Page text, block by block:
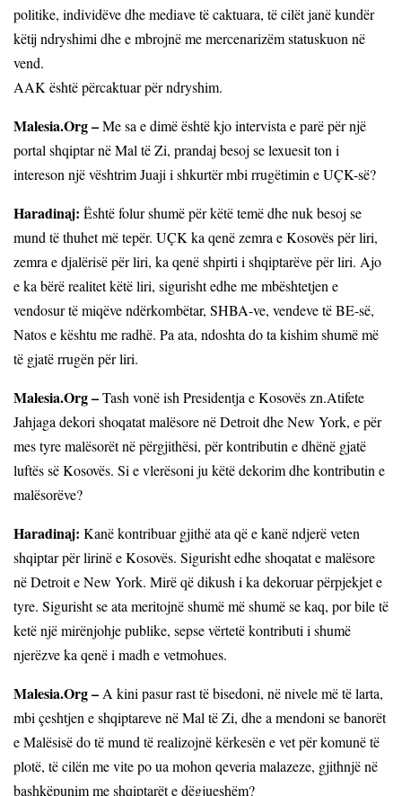
politike, individëve dhe mediave të caktuara, të cilët janë kundër
këtij ndryshimi dhe e mbrojnë me mercenarizëm statuskuon në
vend.
AAK është përcaktuar për ndryshim.
Malesia.Org –Me sa e dimë është kjo intervista e parë për një
portal shqiptar në Mal të Zi, prandaj besoj se lexuesit ton i
intereson një vështrim Juaji i shkurtër mbi rrugëtimin e UÇK-së?
Haradinaj: Është folur shumë për këtë temë dhe nuk besoj se
mund të thuhet më tepër. UÇK ka qenë zemra e Kosovës për liri,
zemra e djalërisë për liri, ka qenë shpirti i shqiptarëve për liri. Ajo
e ka bërë realitet këtë liri, sigurisht edhe me mbështetjen e
vendosur të miqëve ndërkombëtar, SHBA-ve, vendeve të BE-së,
Natos e kështu me radhë. Pa ata, ndoshta do ta kishim shumë më
të gjatë rrugën për liri.
Malesia.Org –Tash vonë ish Presidentja e Kosovës zn.Atifete
Jahjaga dekori shoqatat malësore në Detroit dhe New York, e për
mes tyre malësorët në përgjithësi, për kontributin e dhënë gjatë
luftës së Kosovës. Si e vlerësoni ju këtë dekorim dhe kontributin e
malësorëve?
Haradinaj: Kanë kontribuar gjithë ata që e kanë ndjerë veten
shqiptar për lirinë e Kosovës. Sigurisht edhe shoqatat e malësore
në Detroit e New York. Mirë që dikush i ka dekoruar përpjekjet e
tyre. Sigurisht se ata meritojnë shumë më shumë se kaq, por bile të
ketë një mirënjohje publike, sepse vërtetë kontributi i shumë
njerëzve ka qenë i madh e vetmohues.
Malesia.Org – A kini pasur rast të bisedoni, në nivele më të larta,
mbi çeshtjen e shqiptareve në Mal të Zi, dhe a mendoni se banorët
e Malësisë do të mund të realizojnë kërkesën e vet për komunë të
plotë, të cilën me vite po ua mohon qeveria malazeze, gjithnjë në
bashkëpunim me shqiptarët e dëgjueshëm?